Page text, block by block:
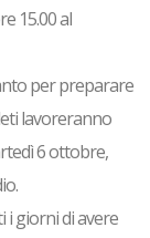
15.00 al
per preparare
lavoreranno
6 ottobre,
i giorni di avere